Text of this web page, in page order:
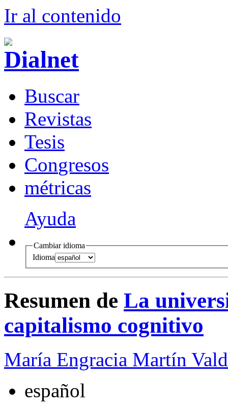
Ir al contenido
Buscar
Revistas
Tesis
Congresos
métricas
Ayuda
Cambiar idioma
Idioma
Resumen de La
capitalismo cognitivo
María Engracia Martín
español